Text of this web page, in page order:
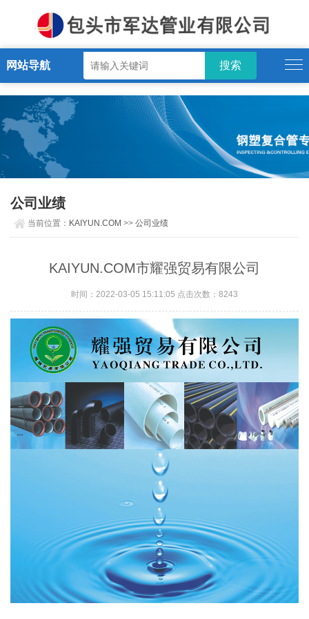
KAIYUN.COM
网站导航
公司业绩
当前位置： KAIYUN.COM >>公司业绩
KAIYUN.COM市耀强贸易有限公司
时间：2022-03-05 15:11:05 点击次数：8243